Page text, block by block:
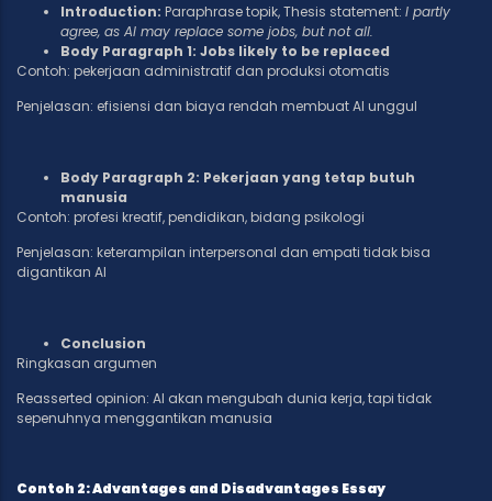
Introduction: Paraphrase topik, Thesis statement: I partly
agree, as AI may replace some jobs, but not all.
Body Paragraph 1: Jobs likely to be replaced
Contoh: pekerjaan administratif dan produksi otomatis
Penjelasan: efisiensi dan biaya rendah membuat AI unggul
Body Paragraph 2: Pekerjaan yang tetap butuh
manusia
Contoh: profesi kreatif, pendidikan, bidang psikologi
Penjelasan: keterampilan interpersonal dan empati tidak bisa
digantikan AI
Conclusion
Ringkasan argumen
Reasserted opinion: AI akan mengubah dunia kerja, tapi tidak
sepenuhnya menggantikan manusia
Contoh 2: Advantages and Disadvantages Essay